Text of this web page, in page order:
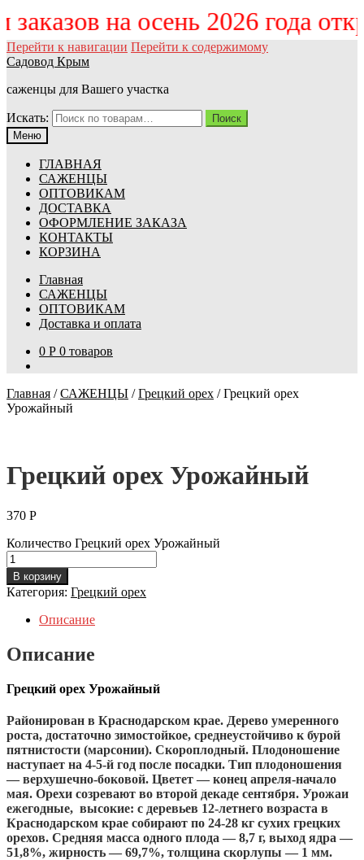
заказов на осень 2026 года
Перейти к навигации Перейти к содержимому
Садовод Крым
саженцы для Вашего участка
Искать:
Поиск
Меню
ГЛАВНАЯ
САЖЕНЦЫ
ОПТОВИКАМ
ДОСТАВКА
ОФОРМЛЕНИЕ ЗАКАЗА
КОНТАКТЫ
КОРЗИНА
Главная
САЖЕНЦЫ
ОПТОВИКАМ
Доставка и оплата
0 Р 0 товаров
Главная /САЖЕНЦЫ /Грецкий орех /Грецкий орех
Урожайный
Грецкий орех Урожайный
370 Р
Количество Грецкий орех Урожайный
В корзину
Категория: Грецкий орех
Описание
Описание
Грецкий орех Урожайный
Районирован в Краснодарском крае. Дерево умеренного
роста, достаточно зимостойкое, среднеустойчиво к бурой
пятнистости (марсонии). Скороплодный. Плодоношение
наступает на 4-5-й год после посадки. Тип плодоношения
— верхушечно-боковой. Цветет — конец апреля-начало
мая. Орехи созревают во второй декаде сентября. Урожаи
ежегодные, высокие: с деревьев 12-летнего возраста в
Краснодарском крае собирают по 24-28 кг сухих грецких
орехов. Средняя масса одного плода — 8,7 г, выход ядра —
51,8%, жирность — 69,7%, толщина скорлупы — 1 мм.